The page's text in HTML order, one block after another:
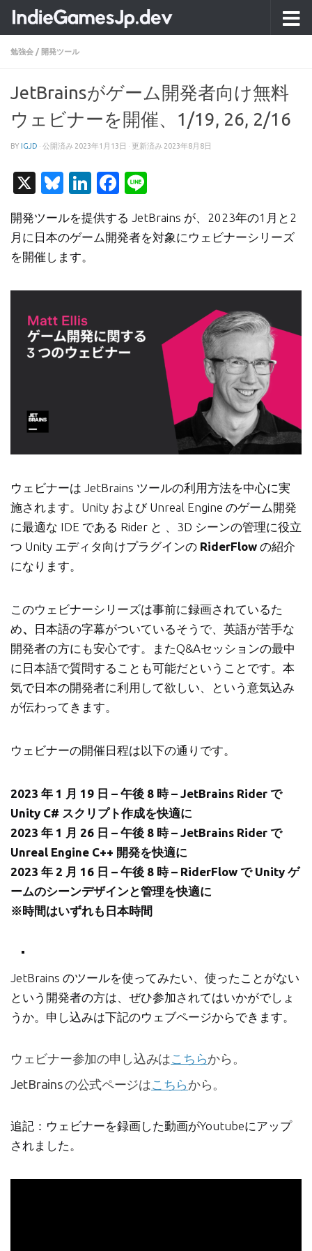
コンテンツへスキップ
勉強会 / 開発ツール
JetBrainsがゲーム開発者向け無料
ウェビナーを開催、1/19, 26, 2/16
BY IGJD · 公開済み 2023年1月13日 · 更新済み 2023年8月8日
X Bluesky
LinkedIn
Facebook
開発ツールを提供する JetBrains が、2023年の1月と2
月に日本のゲーム開発者を対象にウェビナーシリーズ
を開催します。
ウェビナーは JetBrains ツールの利用方法を中心に実
施されます。Unity および Unreal Engine のゲーム開発
に最適な IDE である Rider と 、3D シーンの管理に役立
つ Unity エディタ向けプラグインの RiderFlow の紹介
になります。
このウェビナーシリーズは事前に録画されているた
め
日本語の字幕がついているそうで、英語が苦手な
開発者の方にも安心です。またQ&Aセッションの最中
に日本語で質問することも可能だということです。本
気で日本の開発者に利用して欲しい、という意気込み
が伝わってきます。
ウェビナーの開催日程は以下の通りです。
2023 年 1 月 19 日 – 午後 8 時 – JetBrains Rider で
Unity C# スクリプト作成を快適に
2023 年 1 月 26 日 – 午後 8 時 – JetBrains Rider で
Unreal Engine C++ 開発を快適に
2023 年 2 月 16 日 – 午後 8 時 – RiderFlow で Unity ゲ
ームのシーンデザインと管理を快適に
※時間はいずれも日本時間
JetBrains のツールを使ってみたい、使ったことがない
という開発者の方は、ぜひ参加されてはいかがでしょ
うか。申し込みは下記のウェブページからできます。
ウェビナー参加の申し込みは こちらから。
JetBrains の公式ページは こちら から。
追記：ウェビナーを録画した動画がYoutubeにアップ
されました。